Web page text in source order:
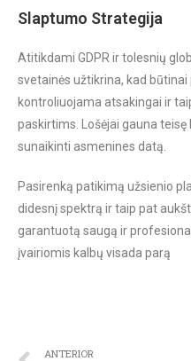
Slaptumo Strategija
Atitikdami GDPR ir tolesnių
svetainės užtikrina, kad
kontroliuojama atsakingai ir
paskirtims. Lošėjai gauna
sunaikinti asmenines datą.
Pasirenką patikimą užsienio
didesnį spektrą ir taip pat
garantuotą saugą ir
įvairiomis kalbų visada parą
ANTERIOR